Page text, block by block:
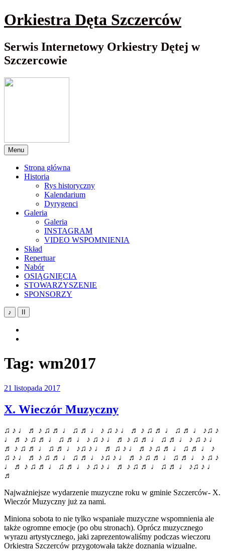
Przewiń
do
Orkiestra Dęta Szczerców
Serwis Internetowy Orkiestry Dętej w
Szczercowie
Menu
Strona główna
Historia
Rys historyczny
Kalendarium
Dyrygenci
Galeria
Galeria
INSTAGRAM
VIDEO WSPOMNIENIA
Skład
Repertuar
Nabór
OSIĄGNIĘCIA
STOWARZYSZENIE
SPONSORZY
♪
Tag: wm2017
21 listopada 2017
X. Wieczór Muzyczny
♫ ♪ ♩ ♬ ♪ ♫ ♬ ♩ ♫ ♬ ♩ ♪ ♫ ♪ ♩ ♬ ♪ ♫ ♬ ♩ ♫ ♬ ♩ ♪♫ ♪
♩ ♬ ♪ ♫ ♬ ♩ ♫ ♬ ♩ ♪ ♫ ♪ ♩ ♬ ♪ ♫ ♬ ♩ ♫ ♬ ♩ ♪ ♫ ♪ ♩
♬ ♪ ♫ ♬ ♩ ♫ ♬ ♩ ♪♫ ♪ ♩ ♬ ♫ ♪ ♩ ♬ ♪ ♫ ♬ ♩ ♫ ♬ ♩ ♪
♫ ♪ ♩ ♬ ♪ ♫ ♬ ♩ ♫ ♬ ♩ ♪♫ ♪ ♩ ♬ ♪ ♫ ♬ ♩ ♫ ♬ ♩ ♪ ♫ ♪
♩ ♬ ♪ ♫ ♬ ♩ ♫ ♬ ♩ ♪ ♫ ♪ ♩ ♬ ♪ ♫ ♬ ♩ ♫ ♬ ♩ ♪♫ ♪ ♩
♬
Najważniejsze wydarzenie muzyczne roku w gminie Szczerców- X.
Wieczór Muzyczny już za nami.
Miniona sobota to nie tylko wspaniałe muzyczne wspomnienia ale
także ogromne emocje (po obu stronach). Oprócz muzycznego
wyrazu artystycznego, jaki zaprezentowaliśmy podczas wieczoru
Orkiestra Szczerców przygotowała także doznania wizualne.